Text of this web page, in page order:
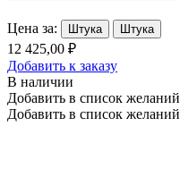
Цена за: Штука Штука
12 425,00 ₽
Добавить к заказу
В наличии
Добавить в список желаний
Добавить в список желаний